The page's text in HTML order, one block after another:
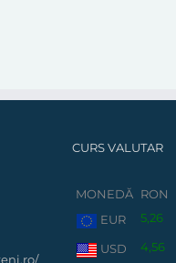
CURS VALUTAR
MONEDĂ RON
EUR
5,26
USD 4,56